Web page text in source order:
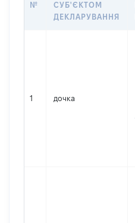
№
СУБ'ЄКТОМ
ДЕКЛАРУВАННЯ
1 дочка